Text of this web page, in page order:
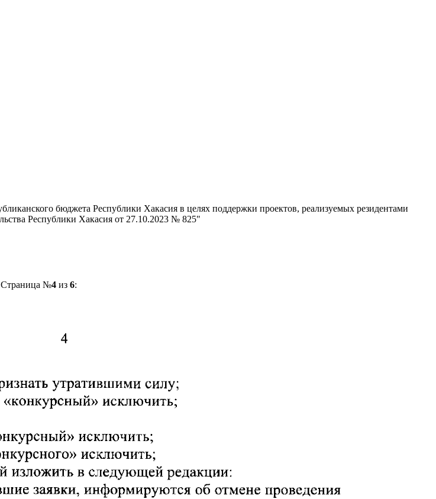
бюджета Республики Хакасия в целях поддержки проектов, реализуемых резидентами
Республики Хакасия от 27.10.2023 № 825"
Страница №4из 6: